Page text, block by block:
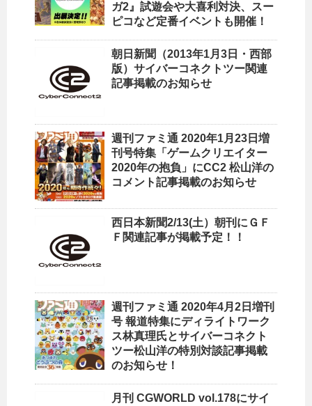
ガ2』試遊会や大喜利対決、スー
ピコなど定番イベントも開催！
朝日新聞（2013年1月3日・西部
版）サイバーコネクトツー関連
記事掲載のお知らせ
週刊ファミ通 2020年1月23日増
刊号特集「ゲームクリエイター
2020年の抱負」にCC2 松山洋の
コメント記事掲載のお知らせ
西日本新聞2/13(土）朝刊にＧＦ
Ｆ関連記事が掲載予定！！
週刊ファミ通 2020年4月2日増刊
号 報道特集にディライトワーク
ス林真理氏とサイバーコネクト
ツー松山洋の特別対談記事掲載
のお知らせ！
月刊 CGWORLD vol.178にサイ